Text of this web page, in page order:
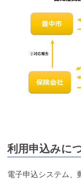
利用申込みに
電子申込システム、